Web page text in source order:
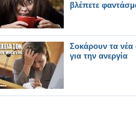
βλέπετε
Σοκάρουν τα νέα
για την ανεργία